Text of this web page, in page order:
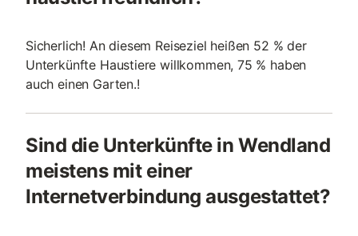
Sicherlich! An diesem Reiseziel heißen 52 % der
Unterkünfte Haustiere willkommen, 75 % haben
auch einen Garten.!
Sind die Unterkünfte in Wendland
meistens mit einer
Internetverbindung ausgestattet?